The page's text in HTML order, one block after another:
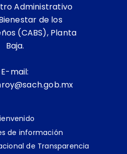
Administrativo
de los
(CABS), Planta
Baja.
E-mail:
de información
de Transparencia